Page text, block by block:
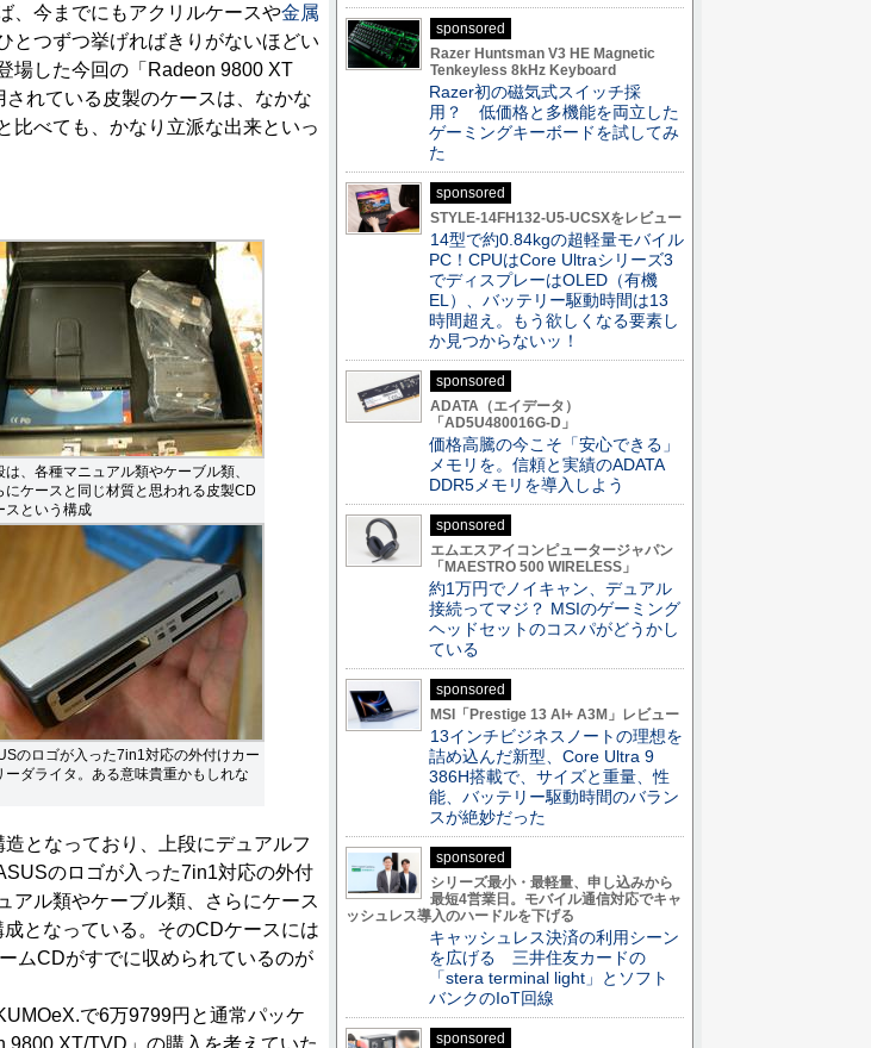
、今までにもアクリルケースや金属
とつずつ挙げればきりがないほどい
場した今回の「Radeon 9800 XT
れている皮製のケースは、なかな
比べても、かなり立派な出来といっ
は、各種マニュアル類やケーブル類、
にケースと同じ材質と思われる皮製CD
スという構成
のロゴが入った7in1対応の外付けカー
ーダライタ。ある意味貴重かもしれな
となっており、上段にデュアルフ
のロゴが入った7in1対応の外付
アル類やケーブル類、さらにケース
となっている。そのCDケースには
ムCDがすでに収められているのが
で6万9799円と通常パッケ
XT/TVD」の購入を考えていた
sponsored
Razer Huntsman V3 HE Magnetic
Tenkeyless 8kHz Keyboard
Razer初の磁気式スイッチ採
用？ 低価格と多機能を両立した
ゲーミングキーボードを試してみ
た
sponsored
STYLE-14FH132-U5-UCSXをレビュー
14型で約0.84kgの超軽量モバイル
PC！CPUはCore Ultraシリーズ3
でディスプレーはOLED（有機
EL）、バッテリー駆動時間は13
時間超え。もう欲しくなる要素し
か見つからないッ！
sponsored
ADATA（エイデータ）
「AD5U480016G-D」
価格高騰の今こそ「安心できる」
メモリを。信頼と実績のADATA
DDR5メモリを導入しよう
sponsored
エムエスアイコンピュータージャパン
「MAESTRO 500 WIRELESS」
約1万円でノイキャン、デュアル
接続ってマジ？ MSIのゲーミング
ヘッドセットのコスパがどうかし
ている
sponsored
MSI「Prestige 13 AI+ A3M」レビュー
13インチビジネスノートの理想を
詰め込んだ新型、Core Ultra 9
386H搭載で、サイズと重量、性
能、バッテリー駆動時間のバラン
スが絶妙だった
sponsored
シリーズ最小・最軽量、申し込みから
最短4営業日。モバイル通信対応でキャ
ッシュレス導入のハードルを下げる
キャッシュレス決済の利用シーン
を広げる 三井住友カードの
「stera terminal light」とソフト
バンクのIoT回線
sponsored